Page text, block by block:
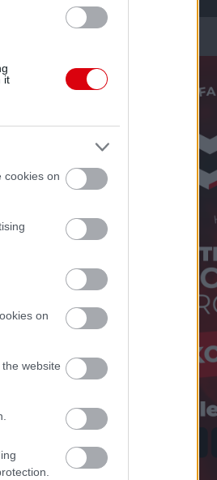
it
cookies on
on
website